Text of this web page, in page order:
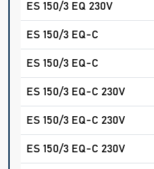
ES 150/3 EQ 230V
ES 150/3 EQ-C
ES 150/3 EQ-C
ES 150/3 EQ-C 230V
ES 150/3 EQ-C 230V
ES 150/3 EQ-C 230V